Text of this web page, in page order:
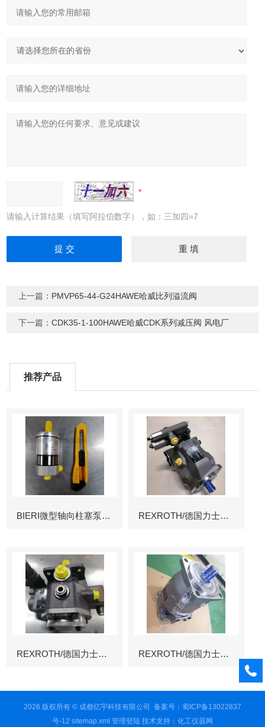
请输入计算结果（填写阿拉伯数字），如：三加四=7
上一篇： PMVP65-44-G24HAWE哈威比列溢流阀
下一篇：CDK35-1-100HAWE哈威CDK系列减压阀 风电厂
推荐产品
BIERI微型轴向柱塞泵AKP REXROTH/德国力士乐叶片泵
REXROTH/德国力士乐叶片泵 REXROTH/德国力士乐变量柱塞泵冶金
2026 版权所有 © 成都亿宇科技有限公司 备案号：蜀ICP备13022837
号-12 sitemap.xml 管理登陆技术支持： 化工仪器网